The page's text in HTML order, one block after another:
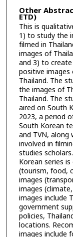
Other
ETD)
This is
1) to study the
filmed in
images of
and 3) to
positive images
Thailand. The
the images of
Thailand. The
aired on South
2023, a period
South Korean
and TVN,
involved in
studies
Korean series
(tourism, food,
images
images
images include
government
policies,
locations.
images include